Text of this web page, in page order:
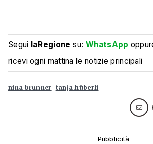
Segui laRegione su:WhatsApp
ricevi ogni mattina le notizie principali
nina brunner tanja hüberli